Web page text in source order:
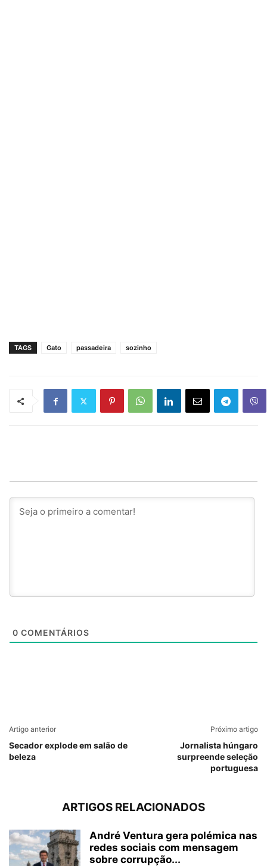
TAGS Gato passadeira sozinho
0 COMENTÁRIOS
Artigo anterior
Secador explode em salão de
beleza
Próximo artigo
Jornalista húngaro
surpreende seleção
portuguesa
ARTIGOS RELACIONADOS
André Ventura gera polémica nas
redes sociais com mensagem
sobre corrupção...